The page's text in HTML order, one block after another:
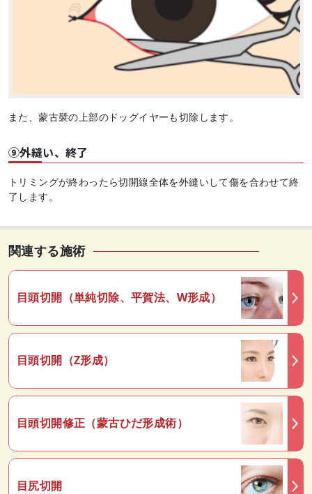
また、蒙古襞の上部のドッグイヤーも切除します。
⑨外縫い、終了
トリミングが終わったら切開線全体を外縫いして傷を合わせて終
了します。
関連する施術
目頭切開（単純切除、平賀法、W形成）
目頭切開（Z形成）
目頭切開修正（蒙古ひだ形成術）
目尻切開